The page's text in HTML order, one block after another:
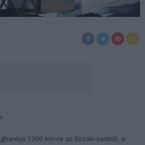
1300 km-re az Északi-sarktól, a